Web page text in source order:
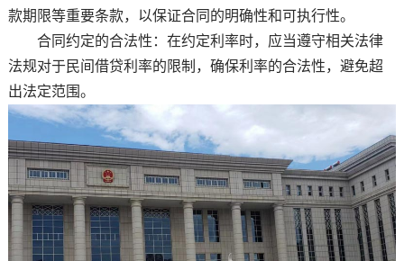
款期限等重要条款，以保证合同的明确性和可执行性。
合同约定的合法性：在约定利率时，应当遵守相关法律
法规对于民间借贷利率的限制，确保利率的合法性，避免超
出法定范围。